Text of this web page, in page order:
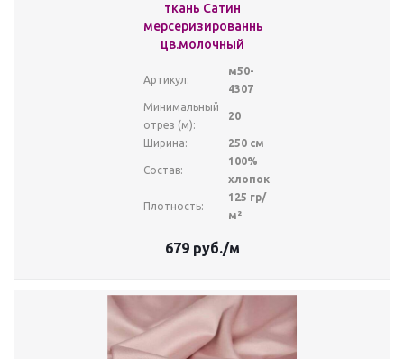
ткань Сатин
мерсеризированный
цв.молочный
Артикул:
м50-
4307
Минимальный
отрез (м):
20
Ширина: 250 см
Состав:
100%
хлопок
Плотность:
125 гр/
м²
679руб./м